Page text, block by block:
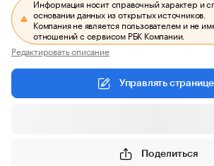
Информация носит справочный характер и
основании данных из открытых источников.
Компания не является пользователем и не
отношений с сервисом РБК Компании.
Редактировать описание
Управлять
Поделиться